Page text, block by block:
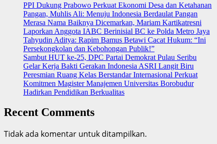
PPI Dukung Prabowo Perkuat Ekonomi Desa dan Ketahanan
Pangan, Muhlis Ali: Menuju Indonesia Berdaulat Pangan
‎Merasa Nama Baiknya Dicemarkan, Mariam Kartikatresni
Laporkan Anggota IABC Berinisial BC ke Polda Metro Jaya
‎Tahyudin Aditya: Rapim Bamus Betawi Cacat Hukum: “Ini
Persekongkolan dan Kebohongan Publik!”
‎Sambut HUT ke-25, DPC Partai Demokrat Pulau Seribu
Gelar Kerja Bakti Gerakan Indonesia ASRI Langit Biru
Peresmian Ruang Kelas Berstandar Internasional Perkuat
Komitmen Magister Manajemen Universitas Borobudur
Hadirkan Pendidikan Berkualitas
Recent Comments
Tidak ada komentar untuk ditampilkan.